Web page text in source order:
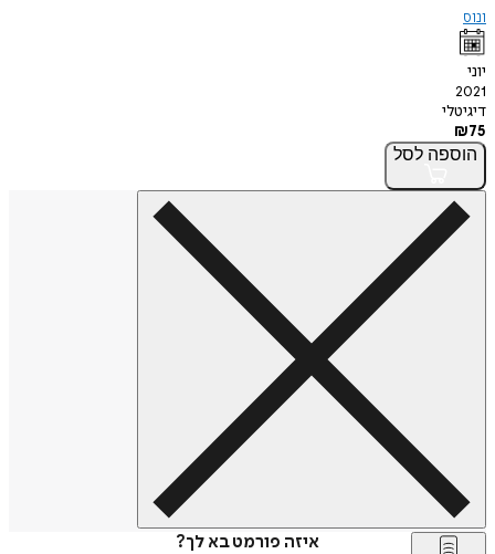
ונוס
יוני
2021
דיגיטלי
₪75
הוספה לסל
איזה פורמט בא לך?